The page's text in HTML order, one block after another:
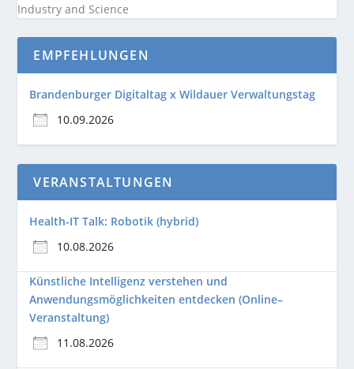
Industry and Science
EMPFEHLUNGEN
Brandenburger Digitaltag x Wildauer Verwaltungstag
10.09.2026
VERANSTALTUNGEN
Health-IT Talk: Robotik (hybrid)
10.08.2026
Künstliche Intelligenz verstehen und
Anwendungsmöglichkeiten entdecken (Online–
Veranstaltung)
11.08.2026